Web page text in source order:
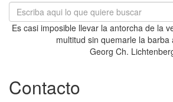
Es casi imposible llevar la antorcha de la
multitud sin quemarle la barba
Georg Ch.
Contacto